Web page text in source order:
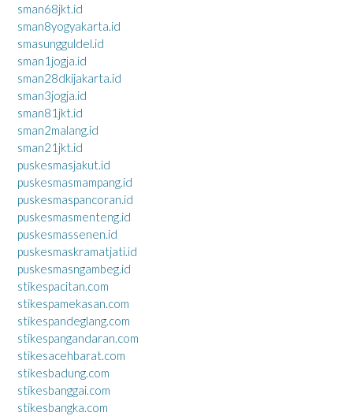
sman68jkt.id
sman8yogyakarta.id
smasungguldel.id
sman1jogja.id
sman28dkijakarta.id
sman3jogja.id
sman81jkt.id
sman2malang.id
sman21jkt.id
puskesmasjakut.id
puskesmasmampang.id
puskesmaspancoran.id
puskesmasmenteng.id
puskesmassenen.id
puskesmaskramatjati.id
puskesmasngambeg.id
stikespacitan.com
stikespamekasan.com
stikespandeglang.com
stikespangandaran.com
stikesacehbarat.com
stikesbadung.com
stikesbanggai.com
stikesbangka.com